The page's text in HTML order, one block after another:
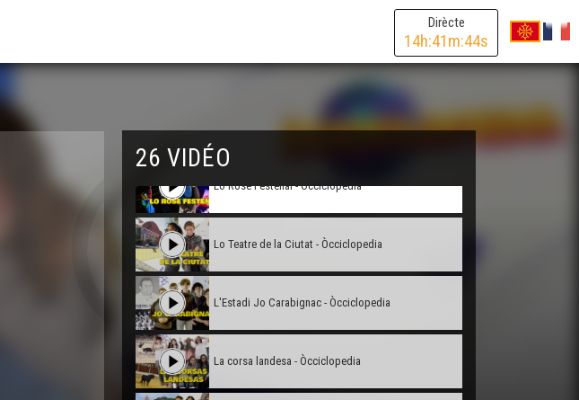
Dirècte
14h:41m:44s
26 VIDÉO
Lo Castelar de Sant-Somplèsi - Òcciclopedia
Lo Capitòli - Occiclopedia
Victòr lo dròlle salvatge - Òcciclopedia
Lo Ròse Festenal - Òcciclopedia
Lo Teatre de la Ciutat - Òcciclopedia
L'Estadi Jo Carabignac - Òcciclopedia
La corsa landesa - Òcciclopedia